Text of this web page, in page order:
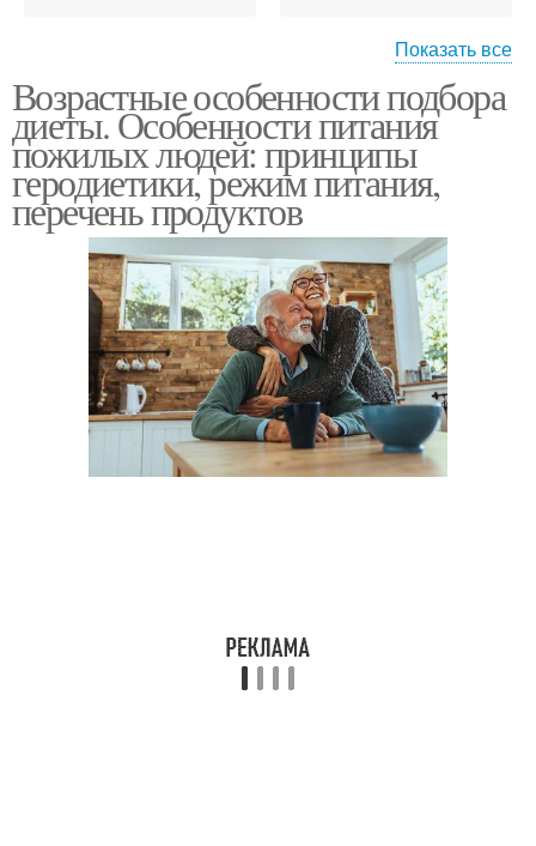
человека
Диета для пожилых
людей
Зрелые люди
человека
Показать все
Возрастные особенности подбора
диеты. Особенности питания
пожилых людей: принципы
геродиетики, режим питания,
перечень продуктов